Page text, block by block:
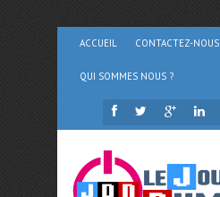
ACCUEIL CONTACTEZ-NOUS
QUI SOMMES NOUS ?